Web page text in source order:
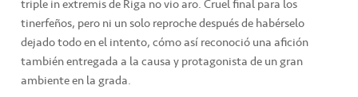
triple in extremis de Riga no vio aro. Cruel final para los
tinerfeños, pero ni un solo reproche después de habérselo
dejado todo en el intento, cómo así reconoció una afición
también entregada a la causa y protagonista de un gran
ambiente en la grada.